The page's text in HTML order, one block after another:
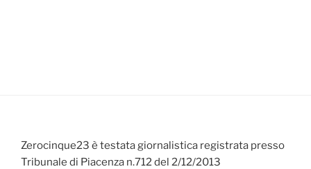
Zerocinque23 è testata giornalistica registrata presso
Tribunale di Piacenza n.712 del 2/12/2013